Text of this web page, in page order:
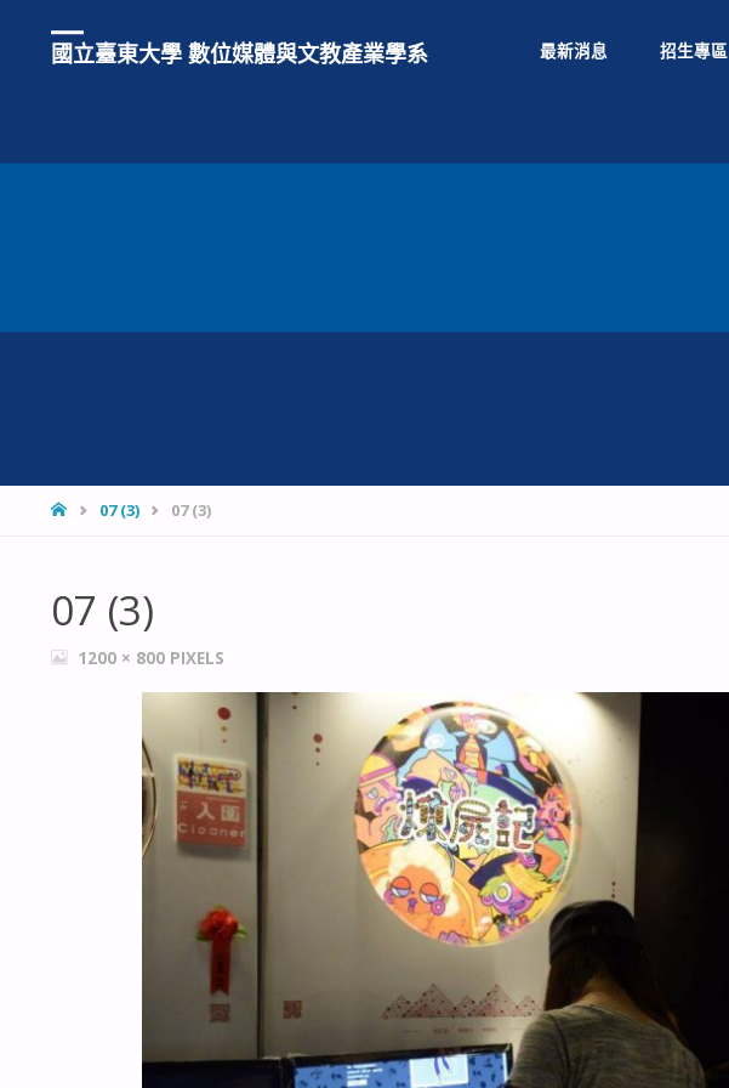
國立臺東大學 數位媒體與文教產業學系 最新消息 招生專區
HOME07 (3) 07 (3)
07 (3)
FULL1200 × 800 PIXELS